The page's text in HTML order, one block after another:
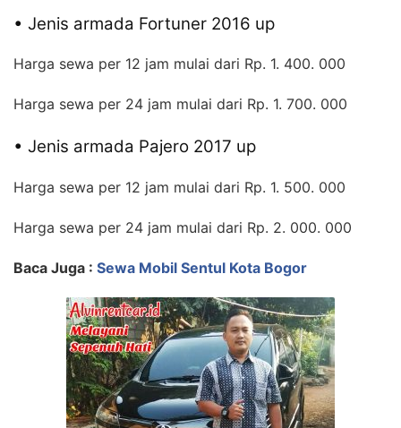
• Jenis armada Fortuner 2016 up
Harga sewa per 12 jam mulai dari Rp. 1. 400. 000
Harga sewa per 24 jam mulai dari Rp. 1. 700. 000
• Jenis armada Pajero 2017 up
Harga sewa per 12 jam mulai dari Rp. 1. 500. 000
Harga sewa per 24 jam mulai dari Rp. 2. 000. 000
Baca Juga : Sewa Mobil Sentul Kota Bogor